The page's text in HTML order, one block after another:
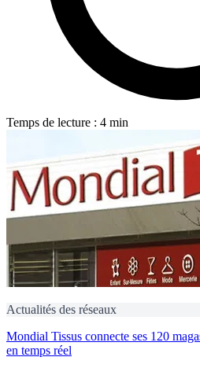
Temps de lecture : 4 min
Actualités des réseaux
Mondial Tissus connecte ses 120
en temps réel